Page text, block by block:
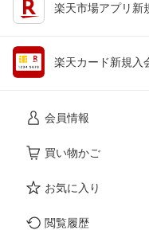
楽天市場アプリ新
楽天カード新規入
会員情報
買い物かご
お気に入り
閲覧履歴